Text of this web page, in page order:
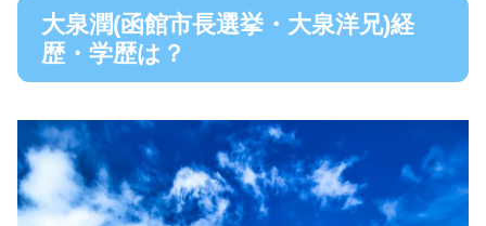
大泉潤(函館市長選挙・大泉洋兄)経
歴・学歴は？